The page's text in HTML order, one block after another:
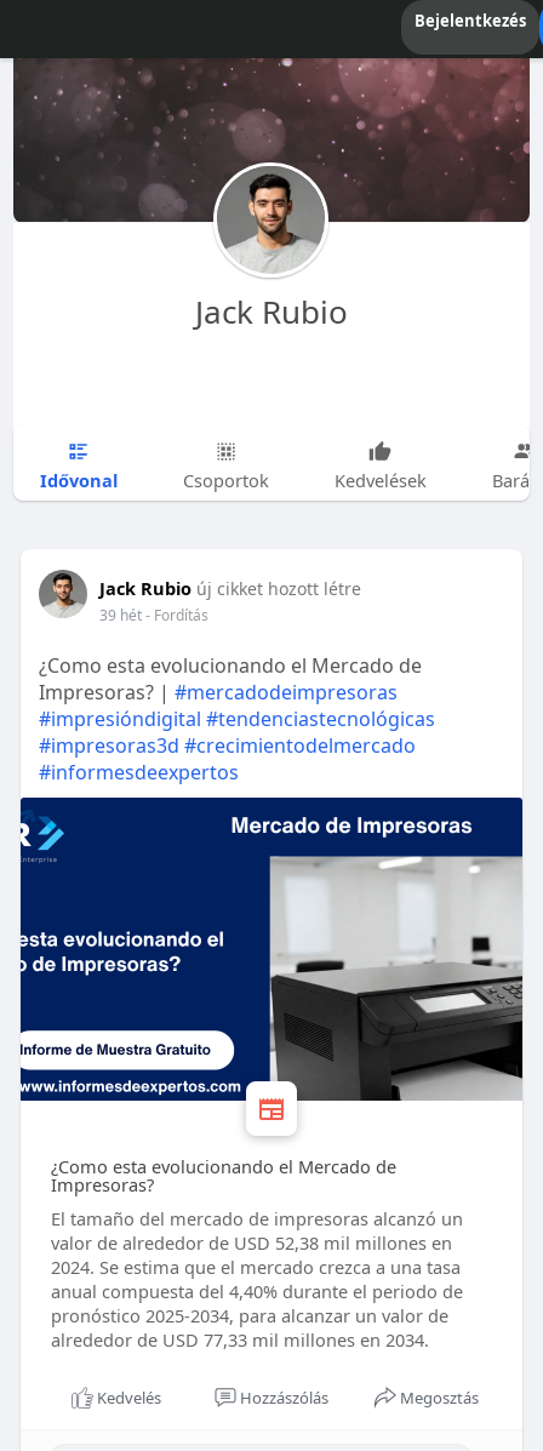
Bejelentkezés
Jack Rubio
Idővonal Csoportok Kedvelések
Jack Rubio új cikket hozott létre
39 hét- Fordítás
¿Como esta evolucionando el Mercado de
Impresoras? | #mercadodeimpresoras
#impresióndigital #tendenciastecnológicas
#impresoras3d #crecimientodelmercado
#informesdeexpertos
¿Como esta evolucionando el Mercado de
Impresoras?
El tamaño del mercado de impresoras alcanzó un
valor de alrededor de USD 52,38 mil millones en
2024. Se estima que el mercado crezca a una tasa
anual compuesta del 4,40% durante el periodo de
pronóstico 2025-2034, para alcanzar un valor de
alrededor de USD 77,33 mil millones en 2034.
Kedvelés Hozzászólás Megosztás